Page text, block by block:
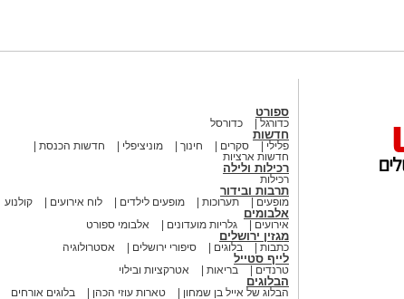
ספורט
כדורגל כדורסל
חדשות
פלילי סקרים חינוך מוניציפלי
חדשות הכנסת
חדשות ארציות
רכילות ולילה
רכילות
תרבות ובידור
מופעים תערוכות מופעים לילדים לוח אירועים קולנוע
אלבומים
אירועים גלריות מועדונים אלבומי ספורט
מגזין ירושלים
כתבות בלוגים סיפורי ירושלים אסטרולוגיה
לייף סטייל
טרנדים בריאות אטרקציות ובילוי
הבלוגים
הבלוג של אייל בן שמחון טארות עוזי הכהן בלוגים אורחים